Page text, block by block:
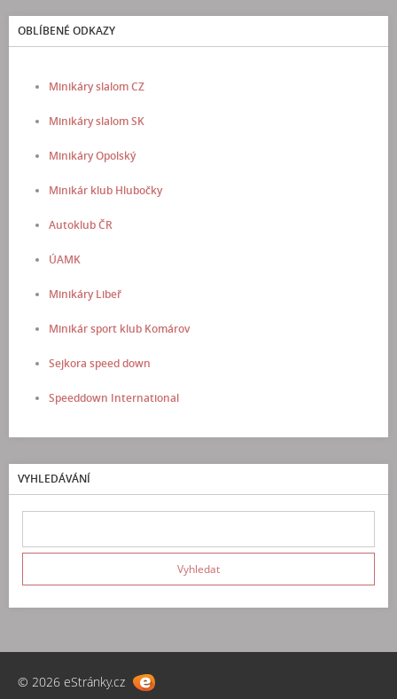
OBLÍBENÉ ODKAZY
Minikáry slalom CZ
Minikáry slalom SK
Minikáry Opolský
Minikár klub Hlubočky
Autoklub ČR
ÚAMK
Minikáry Libeř
Minikár sport klub Komárov
Sejkora speed down
Speeddown International
VYHLEDÁVÁNÍ
© 2026 eStránky.cz